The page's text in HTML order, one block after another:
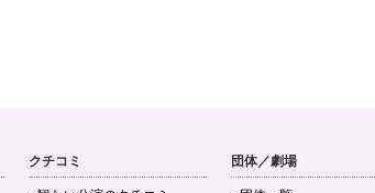
クチコミ 団体／劇場